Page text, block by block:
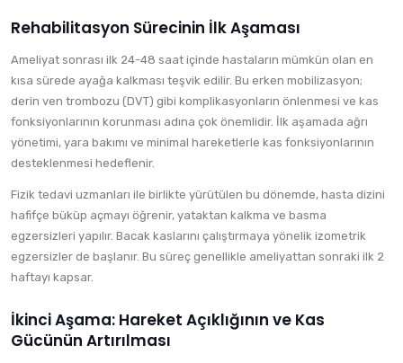
Rehabilitasyon Sürecinin İlk Aşaması
Ameliyat sonrası ilk 24-48 saat içinde hastaların mümkün olan en
kısa sürede ayağa kalkması teşvik edilir. Bu erken mobilizasyon;
derin ven trombozu (DVT) gibi komplikasyonların önlenmesi ve kas
fonksiyonlarının korunması adına çok önemlidir. İlk aşamada ağrı
yönetimi, yara bakımı ve minimal hareketlerle kas fonksiyonlarının
desteklenmesi hedeflenir.
Fizik tedavi uzmanları ile birlikte yürütülen bu dönemde, hasta dizini
hafifçe büküp açmayı öğrenir, yataktan kalkma ve basma
egzersizleri yapılır. Bacak kaslarını çalıştırmaya yönelik izometrik
egzersizler de başlanır. Bu süreç genellikle ameliyattan sonraki ilk 2
haftayı kapsar.
İkinci Aşama: Hareket Açıklığının ve Kas
Gücünün Artırılması